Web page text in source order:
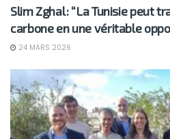
Slim Zghal : “La Tunisie peut
carbone en une véritable
24 MARS 2026